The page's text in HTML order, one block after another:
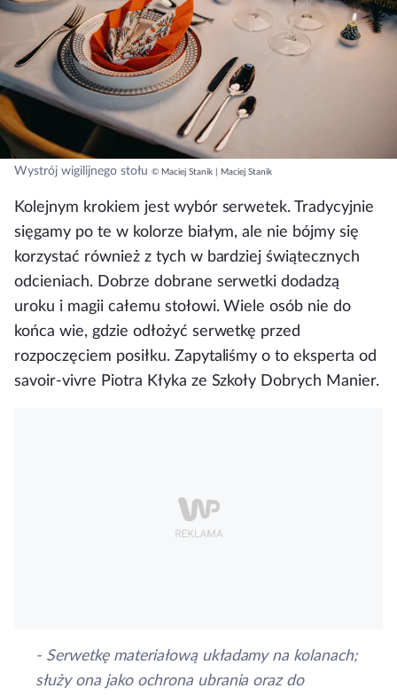
Wystrój wigilijnego stołu © Maciej Stanik | Maciej Stanik
Kolejnym krokiem jest wybór serwetek. Tradycyjnie
sięgamy po te w kolorze białym, ale nie bójmy się
korzystać również z tych w bardziej świątecznych
odcieniach. Dobrze dobrane serwetki dodadzą
uroku i magii całemu stołowi. Wiele osób nie do
końca wie, gdzie odłożyć serwetkę przed
rozpoczęciem posiłku. Zapytaliśmy o to eksperta od
savoir-vivre Piotra Kłyka ze Szkoły Dobrych Manier.
- Serwetkę materiałową układamy na kolanach;
służy ona jako ochrona ubrania oraz do